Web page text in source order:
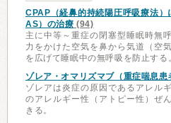
CPAP（経鼻的持続陽圧呼吸療法
AS）の治療 (94)
主に中等～重症の閉塞型睡眠時無
力をかけた空気を鼻から気道（空
を広げて睡眠中の無呼吸を防止する
ゾレア・オマリズマブ（重症喘息患
ゾレアは炎症の原因であるアレル
のアレルギー性（アトピー性）ぜ
きる。